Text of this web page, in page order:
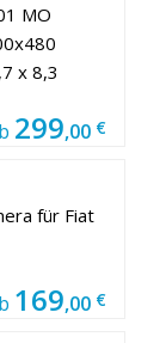
MO
x 8,3
299,00 €
für Fiat
169,00 €